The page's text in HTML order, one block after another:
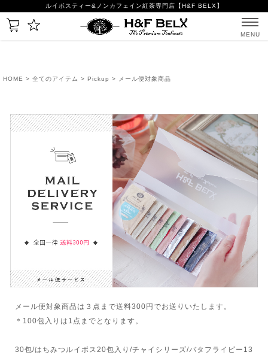
ルイボスティー&ノンカフェイン紅茶専門店【H&F BELX】
MENU
HOME > 全てのアイテム > Pickup > メール便対象商品
メール便対象商品は３点まで送料300円でお送りいたします。
＊100包入りは1点までとなります。
30包/はちみつルイボス20包入り/チャイシリーズ/バタフライピー13